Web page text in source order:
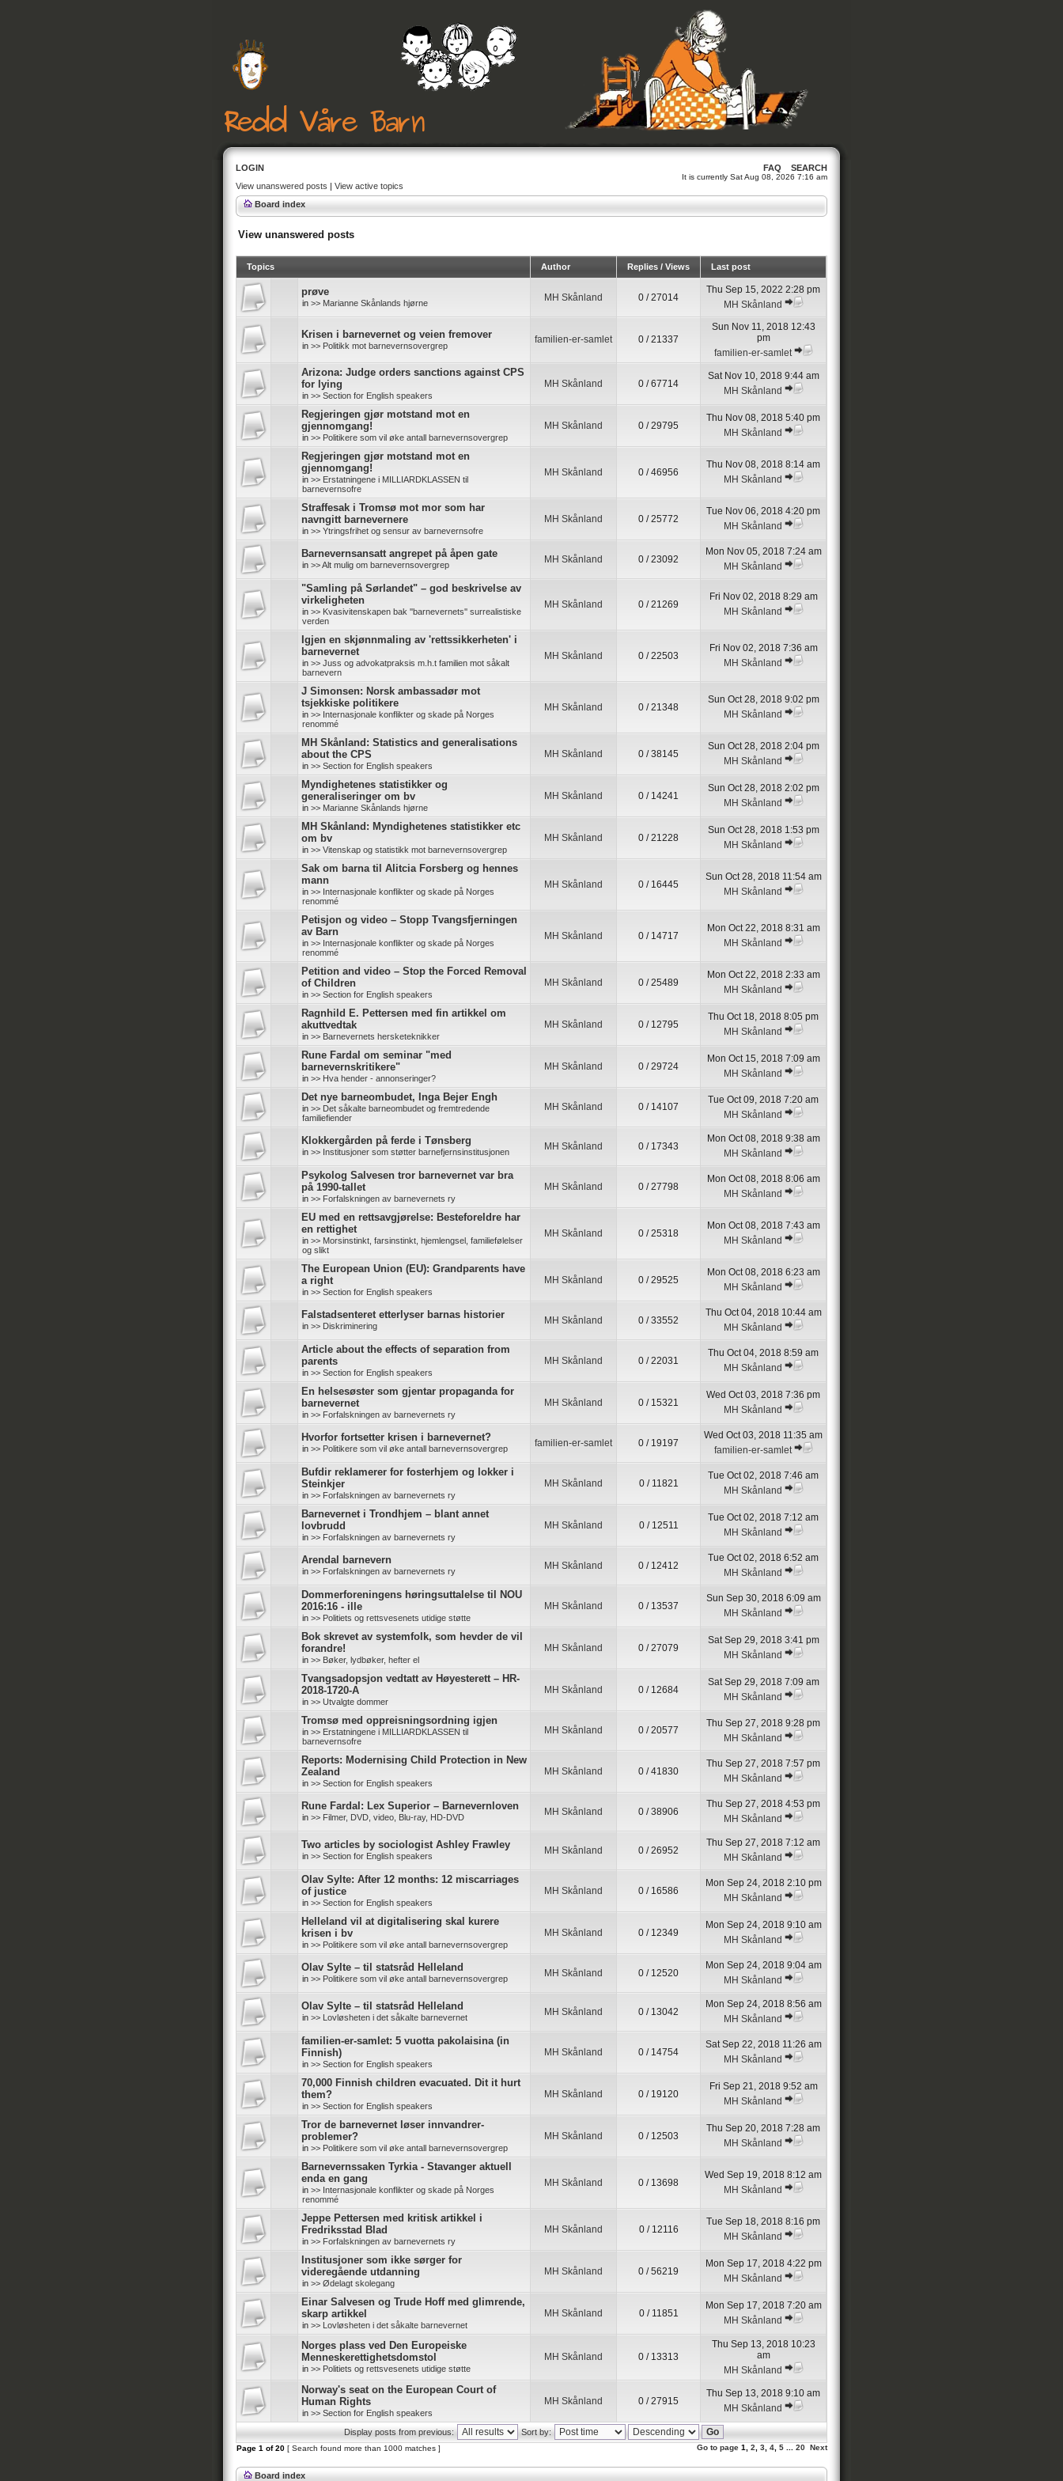
LOGIN FAQ SEARCH
It is currently Sat Aug 08, 2026 7:16 am
View unanswered posts | View active topics
Board index
View unanswered posts
Topics Author Replies / Views Last post
prøve
in >> Marianne Skånlands hjørne MH Skånland 0 / 27014
Thu Sep 15, 2022 2:28 pm
MH Skånland
Krisen i barnevernet og veien fremover
in >> Politikk mot barnevernsovergrep
familien-er-samlet 0 / 21337
Sun Nov 11, 2018 12:43
pm
familien-er-samlet
Arizona: Judge orders sanctions against CPS
for lying
in >> Section for English speakers
MH Skånland 0 / 67714
Sat Nov 10, 2018 9:44 am
MH Skånland
Regjeringen gjør motstand mot en
gjennomgang!
in >> Politikere som vil øke antall barnevernsovergrep
MH Skånland 0 / 29795
Thu Nov 08, 2018 5:40 pm
MH Skånland
Regjeringen gjør motstand mot en
gjennomgang!
in >> Erstatningene i MILLIARDKLASSEN til
barnevernsofre
MH Skånland 0 / 46956
Thu Nov 08, 2018 8:14 am
MH Skånland
Straffesak i Tromsø mot mor som har
navngitt barnevernere
in >> Ytringsfrihet og sensur av barnevernsofre
MH Skånland 0 / 25772
Tue Nov 06, 2018 4:20 pm
MH Skånland
Barnevernsansatt angrepet på åpen gate
in >> Alt mulig om barnevernsovergrep MH Skånland 0 / 23092
Mon Nov 05, 2018 7:24 am
MH Skånland
"Samling på Sørlandet" – god beskrivelse av
virkeligheten
in >> Kvasivitenskapen bak ''barnevernets'' surrealistiske
verden
MH Skånland 0 / 21269
Fri Nov 02, 2018 8:29 am
MH Skånland
Igjen en skjønnmaling av 'rettssikkerheten' i
barnevernet
in >> Juss og advokatpraksis m.h.t familien mot såkalt
barnevern
MH Skånland 0 / 22503
Fri Nov 02, 2018 7:36 am
MH Skånland
J Simonsen: Norsk ambassadør mot
tsjekkiske politikere
in >> Internasjonale konflikter og skade på Norges
renommé
MH Skånland 0 / 21348
Sun Oct 28, 2018 9:02 pm
MH Skånland
MH Skånland: Statistics and generalisations
about the CPS
in >> Section for English speakers
MH Skånland 0 / 38145
Sun Oct 28, 2018 2:04 pm
MH Skånland
Myndighetenes statistikker og
generaliseringer om bv
in >> Marianne Skånlands hjørne
MH Skånland 0 / 14241
Sun Oct 28, 2018 2:02 pm
MH Skånland
MH Skånland: Myndighetenes statistikker etc
om bv
in >> Vitenskap og statistikk mot barnevernsovergrep
MH Skånland 0 / 21228
Sun Oct 28, 2018 1:53 pm
MH Skånland
Sak om barna til Alitcia Forsberg og hennes
mann
in >> Internasjonale konflikter og skade på Norges
renommé
MH Skånland 0 / 16445
Sun Oct 28, 2018 11:54 am
MH Skånland
Petisjon og video – Stopp Tvangsfjerningen
av Barn
in >> Internasjonale konflikter og skade på Norges
renommé
MH Skånland 0 / 14717
Mon Oct 22, 2018 8:31 am
MH Skånland
Petition and video – Stop the Forced Removal
of Children
in >> Section for English speakers
MH Skånland 0 / 25489
Mon Oct 22, 2018 2:33 am
MH Skånland
Ragnhild E. Pettersen med fin artikkel om
akuttvedtak
in >> Barnevernets hersketeknikker
MH Skånland 0 / 12795
Thu Oct 18, 2018 8:05 pm
MH Skånland
Rune Fardal om seminar "med
barnevernskritikere"
in >> Hva hender - annonseringer?
MH Skånland 0 / 29724
Mon Oct 15, 2018 7:09 am
MH Skånland
Det nye barneombudet, Inga Bejer Engh
in >> Det såkalte barneombudet og fremtredende
familiefiender
MH Skånland 0 / 14107
Tue Oct 09, 2018 7:20 am
MH Skånland
Klokkergården på ferde i Tønsberg
in >> Institusjoner som støtter barnefjernsinstitusjonen MH Skånland 0 / 17343
Mon Oct 08, 2018 9:38 am
MH Skånland
Psykolog Salvesen tror barnevernet var bra
på 1990-tallet
in >> Forfalskningen av barnevernets ry
MH Skånland 0 / 27798
Mon Oct 08, 2018 8:06 am
MH Skånland
EU med en rettsavgjørelse: Besteforeldre har
en rettighet
in >> Morsinstinkt, farsinstinkt, hjemlengsel, familiefølelser
og slikt
MH Skånland 0 / 25318
Mon Oct 08, 2018 7:43 am
MH Skånland
The European Union (EU): Grandparents have
a right
in >> Section for English speakers
MH Skånland 0 / 29525
Mon Oct 08, 2018 6:23 am
MH Skånland
Falstadsenteret etterlyser barnas historier
in >> Diskriminering MH Skånland 0 / 33552
Thu Oct 04, 2018 10:44 am
MH Skånland
Article about the effects of separation from
parents
in >> Section for English speakers
MH Skånland 0 / 22031
Thu Oct 04, 2018 8:59 am
MH Skånland
En helsesøster som gjentar propaganda for
barnevernet
in >> Forfalskningen av barnevernets ry
MH Skånland 0 / 15321
Wed Oct 03, 2018 7:36 pm
MH Skånland
Hvorfor fortsetter krisen i barnevernet?
in >> Politikere som vil øke antall barnevernsovergrep familien-er-samlet 0 / 19197
Wed Oct 03, 2018 11:35 am
familien-er-samlet
Bufdir reklamerer for fosterhjem og lokker i
Steinkjer
in >> Forfalskningen av barnevernets ry
MH Skånland 0 / 11821
Tue Oct 02, 2018 7:46 am
MH Skånland
Barnevernet i Trondhjem – blant annet
lovbrudd
in >> Forfalskningen av barnevernets ry
MH Skånland 0 / 12511
Tue Oct 02, 2018 7:12 am
MH Skånland
Arendal barnevern
in >> Forfalskningen av barnevernets ry MH Skånland 0 / 12412
Tue Oct 02, 2018 6:52 am
MH Skånland
Dommerforeningens høringsuttalelse til NOU
2016:16 - ille
in >> Politiets og rettsvesenets utidige støtte
MH Skånland 0 / 13537
Sun Sep 30, 2018 6:09 am
MH Skånland
Bok skrevet av systemfolk, som hevder de vil
forandre!
in >> Bøker, lydbøker, hefter el
MH Skånland 0 / 27079
Sat Sep 29, 2018 3:41 pm
MH Skånland
Tvangsadopsjon vedtatt av Høyesterett – HR-
2018-1720-A
in >> Utvalgte dommer
MH Skånland 0 / 12684
Sat Sep 29, 2018 7:09 am
MH Skånland
Tromsø med oppreisningsordning igjen
in >> Erstatningene i MILLIARDKLASSEN til
barnevernsofre
MH Skånland 0 / 20577
Thu Sep 27, 2018 9:28 pm
MH Skånland
Reports: Modernising Child Protection in New
Zealand
in >> Section for English speakers
MH Skånland 0 / 41830
Thu Sep 27, 2018 7:57 pm
MH Skånland
Rune Fardal: Lex Superior – Barnevernloven
in >> Filmer, DVD, video, Blu-ray, HD-DVD MH Skånland 0 / 38906
Thu Sep 27, 2018 4:53 pm
MH Skånland
Two articles by sociologist Ashley Frawley
in >> Section for English speakers MH Skånland 0 / 26952
Thu Sep 27, 2018 7:12 am
MH Skånland
Olav Sylte: After 12 months: 12 miscarriages
of justice
in >> Section for English speakers
MH Skånland 0 / 16586
Mon Sep 24, 2018 2:10 pm
MH Skånland
Helleland vil at digitalisering skal kurere
krisen i bv
in >> Politikere som vil øke antall barnevernsovergrep
MH Skånland 0 / 12349
Mon Sep 24, 2018 9:10 am
MH Skånland
Olav Sylte – til statsråd Helleland
in >> Politikere som vil øke antall barnevernsovergrep MH Skånland 0 / 12520
Mon Sep 24, 2018 9:04 am
MH Skånland
Olav Sylte – til statsråd Helleland
in >> Lovløsheten i det såkalte barnevernet MH Skånland 0 / 13042
Mon Sep 24, 2018 8:56 am
MH Skånland
familien-er-samlet: 5 vuotta pakolaisina (in
Finnish)
in >> Section for English speakers
MH Skånland 0 / 14754
Sat Sep 22, 2018 11:26 am
MH Skånland
70,000 Finnish children evacuated. Dit it hurt
them?
in >> Section for English speakers
MH Skånland 0 / 19120
Fri Sep 21, 2018 9:52 am
MH Skånland
Tror de barnevernet løser innvandrer-
problemer?
in >> Politikere som vil øke antall barnevernsovergrep
MH Skånland 0 / 12503
Thu Sep 20, 2018 7:28 am
MH Skånland
Barnevernssaken Tyrkia - Stavanger aktuell
enda en gang
in >> Internasjonale konflikter og skade på Norges
renommé
MH Skånland 0 / 13698
Wed Sep 19, 2018 8:12 am
MH Skånland
Jeppe Pettersen med kritisk artikkel i
Fredriksstad Blad
in >> Forfalskningen av barnevernets ry
MH Skånland 0 / 12116
Tue Sep 18, 2018 8:16 pm
MH Skånland
Institusjoner som ikke sørger for
videregående utdanning
in >> Ødelagt skolegang
MH Skånland 0 / 56219
Mon Sep 17, 2018 4:22 pm
MH Skånland
Einar Salvesen og Trude Hoff med glimrende,
skarp artikkel
in >> Lovløsheten i det såkalte barnevernet
MH Skånland 0 / 11851
Mon Sep 17, 2018 7:20 am
MH Skånland
Norges plass ved Den Europeiske
Menneskerettighetsdomstol
in >> Politiets og rettsvesenets utidige støtte
MH Skånland 0 / 13313
Thu Sep 13, 2018 10:23
am
MH Skånland
Norway's seat on the European Court of
Human Rights
in >> Section for English speakers
MH Skånland 0 / 27915
Thu Sep 13, 2018 9:10 am
MH Skånland
Display posts from previous: Sort by:
Page 1 of20 [ Search found more than 1000 matches ] Go to page 1 2 3 4 5 20 Next
Board index